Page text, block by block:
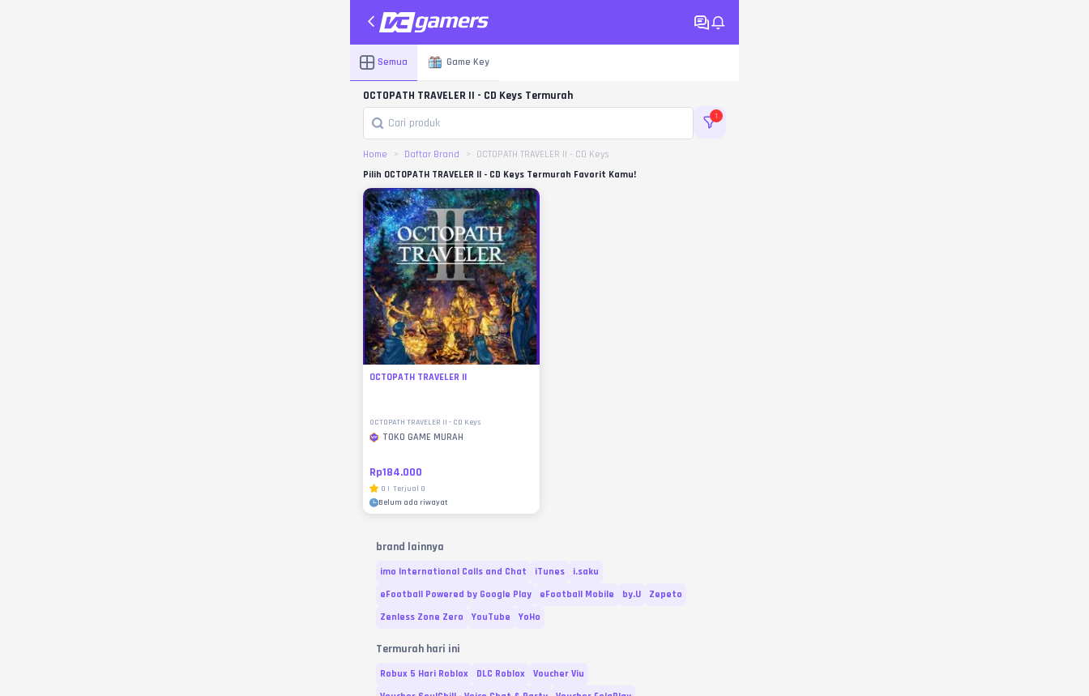
Semua Game Key
OCTOPATH TRAVELER II - CD Keys Termurah
1
Home Daftar Brand
OCTOPATH TRAVELER II - CD Keys
Pilih OCTOPATH TRAVELER II - CD Keys Termurah Favorit Kamu!
OCTOPATH TRAVELER II
OCTOPATH TRAVELER II - CD Keys
TOKO GAME MURAH
Rp184.000
0 | Terjual 0
Belum ada riwayat
brand lainnya
imo International Calls and Chat iTunes
i.saku
eFootball Powered by Google Play
eFootball Mobile by.U
Zepeto
Zenless Zone Zero
YouTube YoHo
Termurah hari ini
Robux 5 Hari Roblox DLC Roblox
Voucher Viu